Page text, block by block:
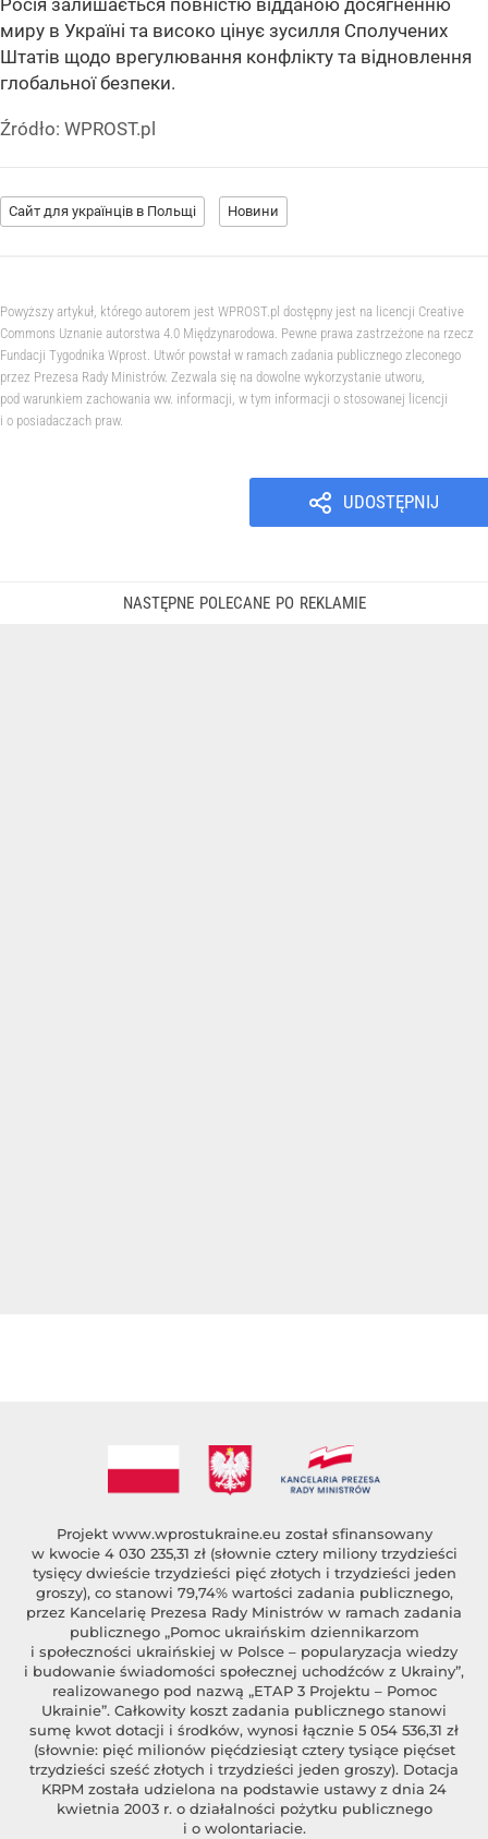
миру в Україні та високо цінує зусилля Сполучених
Штатів щодо врегулювання конфлікту та відновлення
глобальної безпеки.
Źródło: WPROST.pl
Сайт для українців в Польщі Новини
Powyższy artykuł, którego autorem jest WPROST.pl dostępny jest na licencji Creative
Commons Uznanie autorstwa 4.0 Międzynarodowa. Pewne prawa zastrzeżone na rzecz
Fundacji Tygodnika Wprost. Utwór powstał w ramach zadania publicznego zleconego
przez Prezesa Rady Ministrów. Zezwala się na dowolne wykorzystanie utworu,
pod warunkiem zachowania ww. informacji, w tym informacji o stosowanej licencji
i o posiadaczach praw.
UDOSTĘPNIJ
Projekt www.wprostukraine.eu został sfinansowany
w kwocie 4 030 235,31 zł (słownie cztery miliony trzydzieści
tysięcy dwieście trzydzieści pięć złotych i trzydzieści jeden
groszy), co stanowi 79,74% wartości zadania publicznego,
przez Kancelarię Prezesa Rady Ministrów w ramach zadania
publicznego „Pomoc ukraińskim dziennikarzom
i społeczności ukraińskiej w Polsce – popularyzacja wiedzy
i budowanie świadomości społecznej uchodźców z Ukrainy”,
realizowanego pod nazwą „ETAP 3 Projektu – Pomoc
Ukrainie”. Całkowity koszt zadania publicznego stanowi
sumę kwot dotacji i środków, wynosi łącznie 5 054 536,31 zł
(słownie: pięć milionów pięćdziesiąt cztery tysiące pięćset
trzydzieści sześć złotych i trzydzieści jeden groszy). Dotacja
KRPM została udzielona na podstawie ustawy z dnia 24
kwietnia 2003 r. o działalności pożytku publicznego
i o wolontariacie.